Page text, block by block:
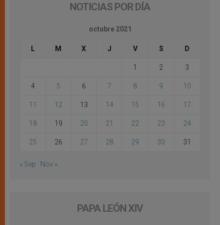
NOTICIAS POR DÍA
octubre 2021
L M X J V S D
1 2 3
4 5 6 7 8 9 10
11 12 13 14 15 16 17
18 19 20 21 22 23 24
25 26 27 28 29 30 31
« Sep Nov »
PAPA LEÓN XIV